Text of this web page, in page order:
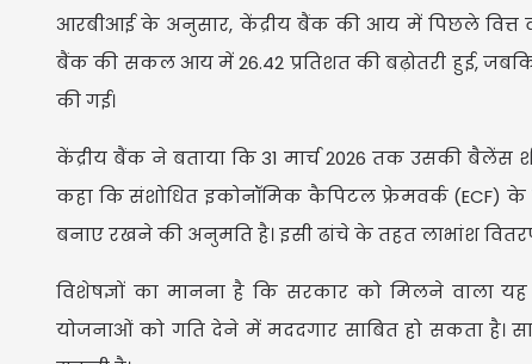
आरबीआई के अनुसार, केंद्रीय बैंक की आय में पिछले वित्त
बैंक की सकल आय में 26.42 प्रतिशत की बढ़ोतरी हुई, जबकि
की गई।
केंद्रीय बैंक ने बताया कि 31 मार्च 2026 तक उसकी बैलेंस
कहा कि संशोधित इकोनॉमिक कैपिटल फ्रेमवर्क
बनाए रखने की अनुमति है। इसी ढांचे के तहत लाभांश
विशेषज्ञों का मानना है कि सरकार को मिलने वाला यह
योजनाओं को गति देने में मददगार साबित हो सकता है।